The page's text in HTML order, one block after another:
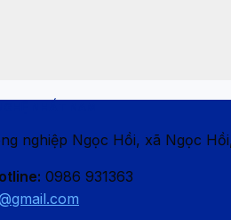
nghiệp Ngọc Hồi, xã Ngọc
0986 931363